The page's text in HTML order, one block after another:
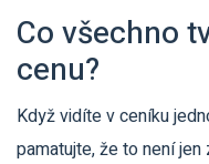
Co všechno
cenu?
Když vidíte v ceníku
pamatujte, že to není